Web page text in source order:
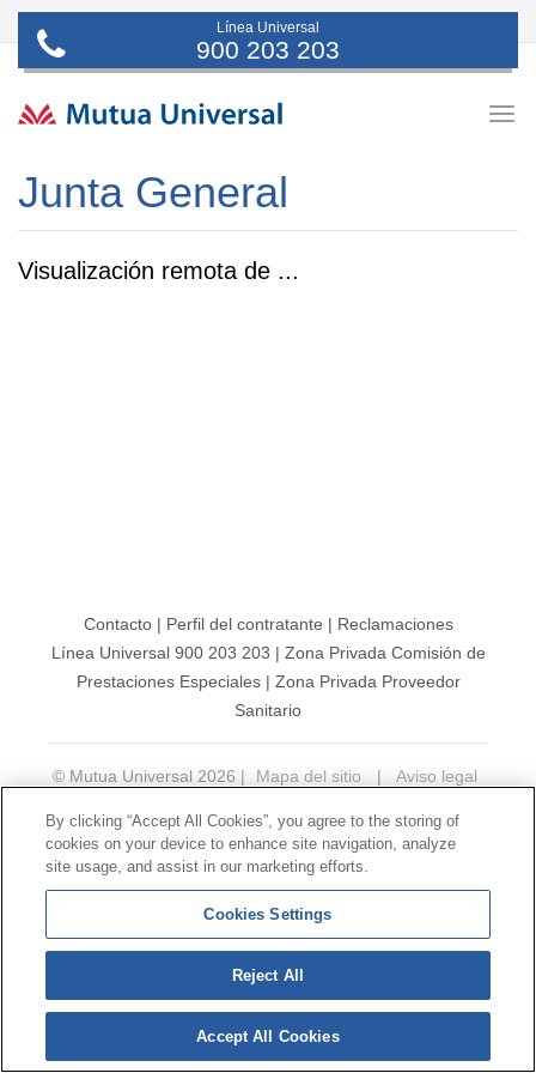
Línea Universal
900 203 203
Junta General
Visualización remota de ...
Contacto| Perfil del contratante | Reclamaciones
Línea Universal 900 203 203 | Zona Privada Comisión de
Prestaciones Especiales| Zona Privada Proveedor
Sanitario
© Mutua Universal 2026 | Mapa del sitio |
Aviso legal
cookies
Síguenos en:
𝕏
By clicking “Accept All Cookies”, you agree to the storing of
cookies on your device to enhance site navigation, analyze
site usage, and assist in our marketing efforts.
Cookies Settings
Reject All
Accept All Cookies